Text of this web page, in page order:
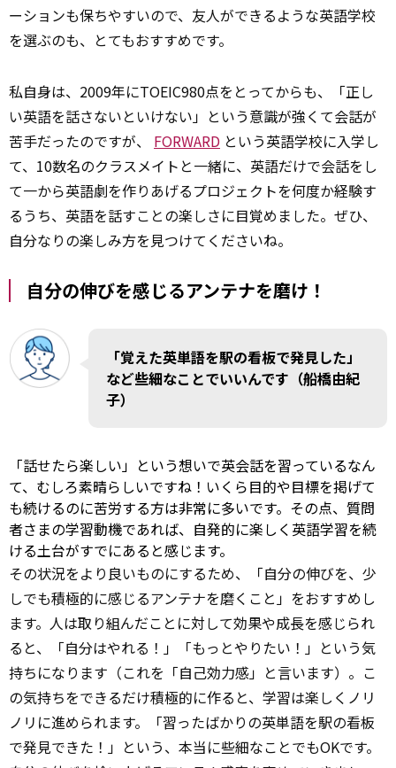
ーションも保ちやすいので、友人ができるような英語学校
を選ぶのも、とてもおすすめです。
私自身は、2009年にTOEIC980点をとってからも、「正し
い英語を話さないといけない」という意識が強くて会話が
苦手だったのですが、 FORWARD という英語学校に入学し
て、10数名のクラスメイトと一緒に、英語だけで会話をし
て一から英語劇を作りあげるプロジェクトを何度か経験す
るうち、英語を話すことの楽しさに目覚めました。ぜひ、
自分なりの楽しみ方を見つけてくださいね。
自分の伸びを感じるアンテナを磨け！
「覚えた英単語を駅の看板で発見した」
など些細なことでいいんです（船橋由紀
子）
「話せたら楽しい」という想いで英会話を習っているなん
て、むしろ素晴らしいですね！いくら目的や目標を掲げて
も続けるのに苦労する方は非常に多いです。その点、質問
者さまの学習動機であれば、自発的に楽しく英語学習を続
ける土台がすでにあると感じます。
その状況をより良いものにするため、「自分の伸びを、少
しでも積極的に感じるアンテナを磨くこと」をおすすめし
ます。人は取り組んだことに対して効果や成長を感じられ
ると、「自分はやれる！」「もっとやりたい！」という気
持ちになります（これを「自己効力感」と言います）。こ
の気持ちをできるだけ積極的に作ると、学習は楽しくノリ
ノリに進められます。「習ったばかりの英単語を駅の看板
で発見できた！」という、本当に些細なことでもOKです。